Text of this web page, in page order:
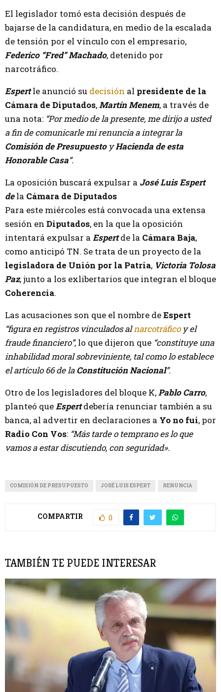
El legislador tomó esta decisión después de
bajarse de la candidatura, en medio de la escalada
de tensión por el vínculo con el empresario,
Federico “Fred” Machado, detenido por
narcotráfico.
Espertle anunció su decisión al presidente de la
Cámara de Diputados,Martín Menem, a través de
una nota: “Por medio de la presente, me dirijo a usted
a fin de comunicarle mi renuncia a integrar la
Comisión de PresupuestoyHacienda de esta
Honorable Casa”.
La oposición buscará expulsar a José Luis Espert
dela Cámara de Diputados
Para este miércoles está convocada una extensa
sesión en Diputados, en la que la oposición
intentará expulsar a Espertde la Cámara Baja,
como anticipó TN. Se trata de un proyecto de la
legisladora de Unión por la Patria, Victoria Tolosa
Paz, junto a los exlibertarios que integran el bloque
Coherencia.
Las acusaciones son que el nombre deEspert
“figura en registros vinculados alnarcotráficoy el
fraude financiero”, lo que dijeron que “constituye una
inhabilidad moral sobreviniente, tal como lo establece
el artículo 66 de laConstitución Nacional”.
Otro de los legisladores del bloque K,Pablo Carro,
planteó queEspertdebería renunciar también a su
banca, al advertir en declaraciones a Yo no fui, por
Radio Con Vos: “Más tarde o temprano es lo que
vamos a estar discutiendo, con seguridad».
COMISIÓN DE PRESUPUESTO JOSÉ LUIS ESPERT RENUNCIA
COMPARTIR 0
TAMBIÉN TE PUEDE INTERESAR